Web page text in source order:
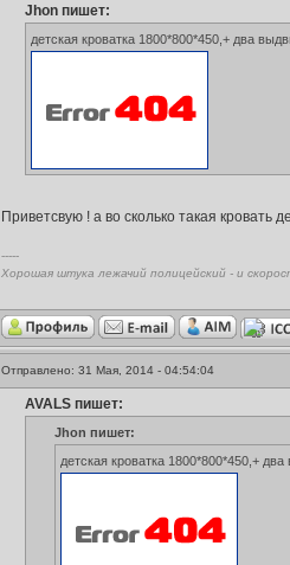
Jhon пишет:
детская кроватка 1800*800*450,+ два
Приветсвую ! а во сколько такая кровать
-----
Хорошая штука лежачий полицейский - и
Отправлено: 31 Мая, 2014 - 04:54:04
AVALS пишет:
Jhon пишет:
детская кроватка 1800*800*450,+